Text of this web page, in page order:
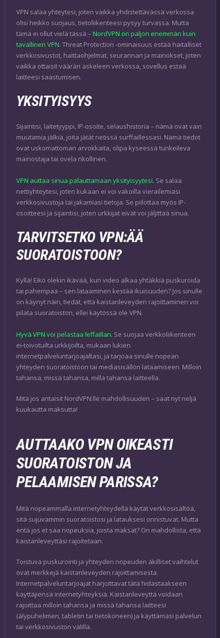
VPN salaa yhteytesi, joten vaikka yhdistettävässä verkossa
olisi heikko suojaus, tietoliikenteesi pysyy turvassa. Mutta
tämä ei ollut vielä tässä – NordVPN on paljon enemmän kuin
tavallinen VPN. Threat Protection -ominaisuus estää haitalliset
verkkosivustot, haittaohjelmat, seurannan ja mainokset, joten
vaikka ottaisit väärän askeleen verkossa, sovellus estää
laitteesi saastumisen.
YKSITYISYYS
Sijaintisi, laitetyyppi, IP-osoite, selaushistoria – nämä ovat vain
muutamia jälkiä, joita jätät netissä surffaillessasi. Nämä tiedot
ovat uskomattoman arvokkaita, olipa kyseessä tunkeileva
mainostaja tai ovela rikollinen.
VPN auttaa sinua palauttamaan yksityisyytesi. Se salaa
nettiyhteytesi, joten kukaan ei voi vakoilla vierailemiasi
verkkosivustoja tai jakamiasi tietoja. Se piilottaa myös IP-
osoitteesi ja sijaintisi, joten urkkijat eivät voi jäljittää sinua.
TARVITSETKO VPN:ÄÄ
SUORATOISTOON?
Kyllä! Eikö olekin ikävää, kun video alkaa yhtäkkiä puskuroida
tai pahempaa – sen lataaminen kestää ikuisuuden? Jos sinulle
on käynyt näin, tiedät, että kaistanleveyden rajoittaminen voi
pilata suoratoiston, ellei käytössä ole VPN.
Hyvä VPN voi pelastaa leffaillan. Se suojaa verkkoliikenteen
ei-toivotuilta urkkijoilta, mukaan lukien
internetpalveluntarjoajaltasi, ja tarjoaa sinulle nopean
yhteyden suoratoistoon tai mediasisällön lataamiseen. Milloin
tahansa, missä tahansa, millä tahansa laitteella.
Mitä jos antaisit NordVPN:lle mahdollisuuden – saat nyt neljä
kuukautta maksutta!
AUTTAAKO VPN OIKEASTI
SUORATOISTON JA
PELAAMISEN PARISSA?
Mitä nopeammalla internetyhteydellä käytät verkkosisältöä,
sitä sujuvammin suoratoistosi ja latauksesi onnistuvat. Mutta
entä jos et saa nopeuksia, joista maksat? On mahdollista, että
kaistanleveyttäsi rajoitetaan.
Toistuva puskurointi ja yhteyden nopeuden äkilliset vaihtelut
ovat merkkejä kaistanleveyden rajoittamisesta.
Internetpalveluntarjoajat harjoittavat tätä hidastaakseen
käyttäjiensä internetyhteyksiä. Kaistanleveyttä voidaan
rajoittaa milloin tahansa ja missä tahansa laitteesi
(älypuhelimen, tabletin tai tietokoneen) ja käyttämäsi palvelun
tai verkkosivuston välillä.